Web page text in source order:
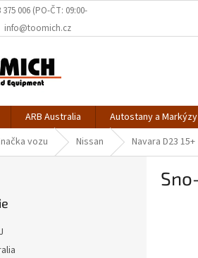
375 006 (PO-ČT: 09:00-
info@toomich.cz
ARB Australia Autostany a Markýzy
vozu Nissan Navara D23 15+